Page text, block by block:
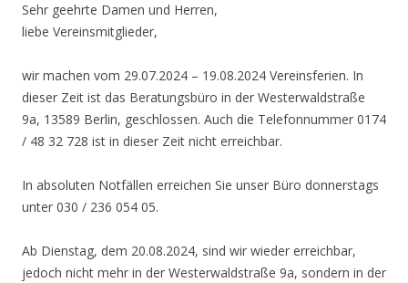
Sehr geehrte Damen und Herren,
liebe Vereinsmitglieder,
wir machen vom 29.07.2024 – 19.08.2024 Vereinsferien. In
dieser Zeit ist das Beratungsbüro in der Westerwaldstraße
9a, 13589 Berlin, geschlossen. Auch die Telefonnummer 0174
/ 48 32 728 ist in dieser Zeit nicht erreichbar.
In absoluten Notfällen erreichen Sie unser Büro donnerstags
unter 030 / 236 054 05.
Ab Dienstag, dem 20.08.2024, sind wir wieder erreichbar,
jedoch nicht mehr in der Westerwaldstraße 9a, sondern in der